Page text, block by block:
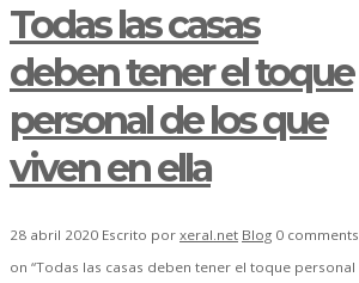
Todas las casas
deben tener el toque
personal de los que
viven en ella
28 abril 2020 Escrito por xeral.net Blog 0 comments
on “Todas las casas deben tener el toque personal